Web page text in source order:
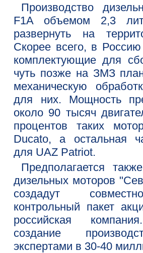
Производство
F1A объемом 2,3
развернуть на
Скорее всего, в Россию
комплектующие для
чуть позже на ЗМЗ
механическую
для них. Мощность
около 90 тысяч
процентов таких
Ducato, а остальная
для UAZ Patriot.
Предполагается
дизельных моторов
создадут
контрольный пакет
российская
создание
экспертами в 30-40